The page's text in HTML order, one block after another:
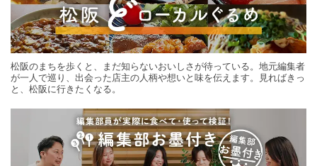
松阪のまちを歩くと、まだ知らないおいしさが待っている。地元編集者
が一人で巡り、出会った店主の人柄や想いと味を伝えます。見ればきっ
と、松阪に行きたくなる。